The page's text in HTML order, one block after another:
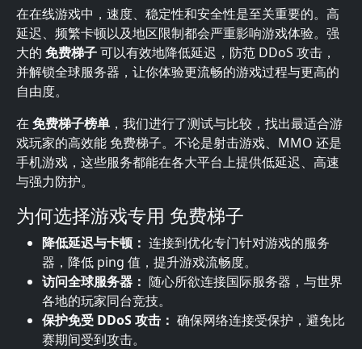
在在线游戏中，速度、稳定性和安全性是至关重要的。高
延迟、频繁卡顿以及地区限制都会严重影响游戏体验。强
大的 免费梯子可以有效地降低延迟，防范 DDoS 攻击，
并解锁全球服务器，让你体验更流畅的游戏过程与更高的
自由度。
在 免费梯子榜单 ，我们进行了测试与比较，找出最适合游
戏玩家的高效能 免费梯子。不论是射击游戏、MMO 还是
手机游戏，这些服务都能在各大平台上提供低延迟、高速
与强力防护。
为何选择游戏专用 免费梯子
降低延迟与卡顿： 连接到优化专门针对游戏的服务
器，降低 ping 值，提升游戏流畅度。
访问全球服务器： 随心所欲连接国际服务器，与世界
各地的玩家同台竞技。
保护免受 DDoS 攻击： 确保网络连接受保护，避免比
赛期间受到攻击。